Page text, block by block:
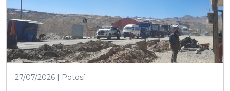
27/07/2026 | Potosí